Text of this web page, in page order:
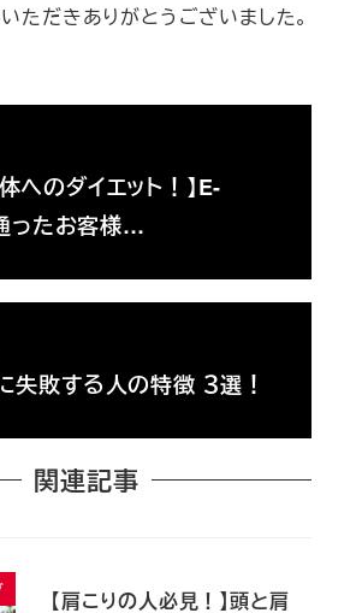
ただきありがとうございました。
へのダイエット！】E-
ったお客様…
失敗する人の特徴 ３選！
関連記事
【肩こりの人必見！】頭と肩